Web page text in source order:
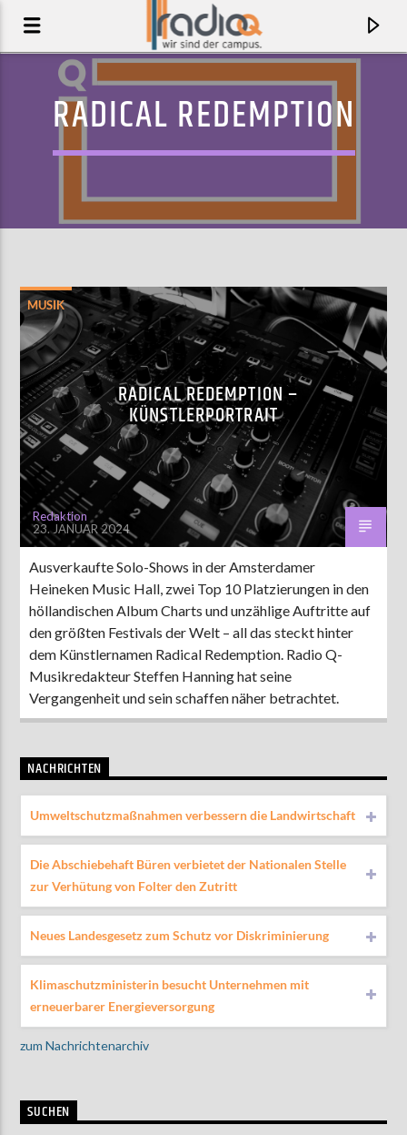
AKTUELLER TRACK
FLICKERING LIGHTS
AMANDA BERGMAN
AKTUELLE SENDUNG
MOEBIUS
19:00 24:00
ZU HÖREN IN Münster90,9 MHz Steinfurt103,9 MHz
RADICAL REDEMPTION
MUSIK
RADICAL REDEMPTION –
KÜNSTLERPORTRAIT
Redaktion
23. JANUAR 2024
Ausverkaufte Solo-Shows in der Amsterdamer
Heineken Music Hall, zwei Top 10 Platzierungen in den
höllandischen Album Charts und unzählige Auftritte auf
den größten Festivals der Welt – all das steckt hinter
dem Künstlernamen Radical Redemption. Radio Q-
Musikredakteur Steffen Hanning hat seine
Vergangenheit und sein schaffen näher betrachtet.
NACHRICHTEN
Umweltschutzmaßnahmen verbessern die Landwirtschaft
Die Abschiebehaft Büren verbietet der Nationalen Stelle
zur Verhütung von Folter den Zutritt
Neues Landesgesetz zum Schutz vor Diskriminierung
Klimaschutzministerin besucht Unternehmen mit
erneuerbarer Energieversorgung
zum Nachrichtenarchiv
SUCHEN